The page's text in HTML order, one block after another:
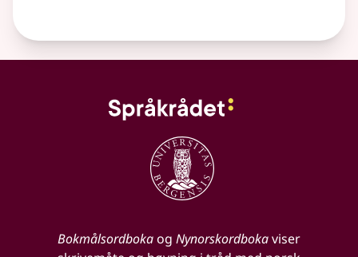
Bokmålsordbokaog Nynorskordbokaviser